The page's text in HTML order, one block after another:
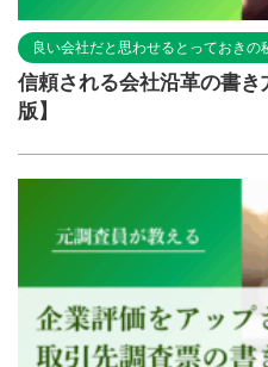
良い会社だと思わせるとっておきの
信頼される会社沿革の書
版】